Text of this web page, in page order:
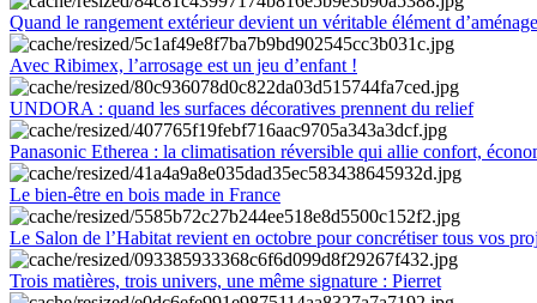
Quand le rangement extérieur devient un véritable élément
Avec Ribimex, l’arrosage est un jeu d’enfant !
UNDORA : quand les surfaces décoratives prennent du relief
Panasonic Etherea : la climatisation réversible qui allie confort,
Le bien-être en bois made in France
Le Salon de l’Habitat revient en octobre pour concrétiser tous vos
Trois matières, trois univers, une même signature : Pierret